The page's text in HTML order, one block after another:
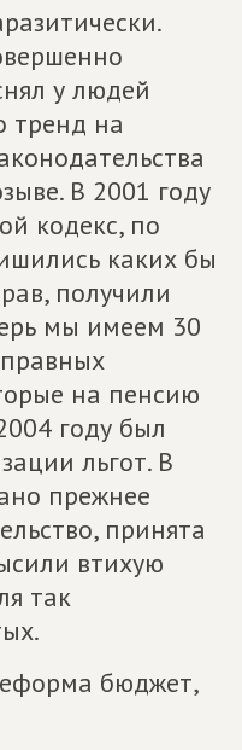
у людей
тренд на
В 2001 году
кодекс, по
каких бы
получили
мы имеем 30
на пенсию
году был
льгот. В
прежнее
принята
втихую
так
бюджет,